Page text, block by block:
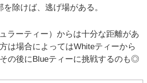
除けば、逃げ場がある。
ラーティー）からは十分な距離があ
は場合によってはWhiteティーから
の後にBlueティーに挑戦するのも◎